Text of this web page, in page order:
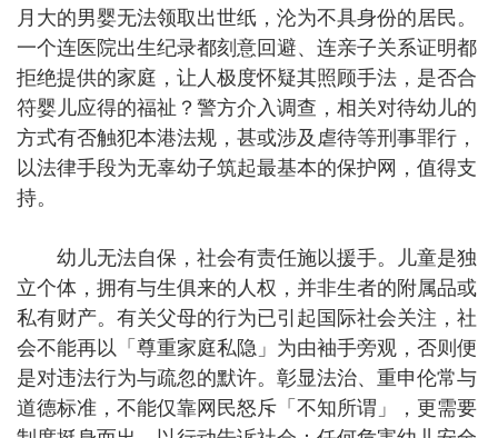
月大的男婴无法领取出世纸，沦为不具身份的居民。
一个连医院出生纪录都刻意回避、连亲子关系证明都
拒绝提供的家庭，让人极度怀疑其照顾手法，是否合
符婴儿应得的福祉？警方介入调查，相关对待幼儿的
方式有否触犯本港法规，甚或涉及虐待等刑事罪行，
以法律手段为无辜幼子筑起最基本的保护网，值得支
持。
幼儿无法自保，社会有责任施以援手。儿童是独
立个体，拥有与生俱来的人权，并非生者的附属品或
私有财产。有关父母的行为已引起国际社会关注，社
会不能再以「尊重家庭私隐」为由袖手旁观，否则便
是对违法行为与疏忽的默许。彰显法治、重申伦常与
道德标准，不能仅靠网民怒斥「不知所谓」，更需要